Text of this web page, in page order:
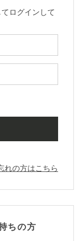
ログインして
れの方はこちら
ちの方